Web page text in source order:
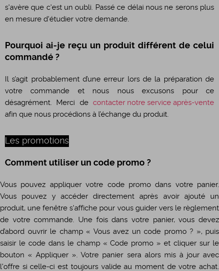
s'avère que c'est un oubli. Passé ce délai nous ne serons plus
en mesure d'étudier votre demande.
Pourquoi ai-je reçu un produit différent de celui
commandé ?
Il s’agit probablement d’une erreur lors de la préparation de
votre commande et nous nous excusons pour ce
désagrément. Merci de contacter notre service après-vente
afin que nous procédions à l’échange du produit.
Les promotions
Comment utiliser un code promo ?
Vous pouvez appliquer votre code promo dans votre panier.
Vous pouvez y accéder directement après avoir ajouté un
produit, une fenêtre s'affiche pour vous guider vers le règlement
de votre commande. Une fois dans votre panier, vous devez
d’abord ouvrir le champ « Vous avez un code promo ? », puis
saisir le code dans le champ « Code promo » et cliquer sur le
bouton « Appliquer ». Votre panier sera alors mis à jour avec
l'offre si celle-ci est toujours valide au moment de votre achat.